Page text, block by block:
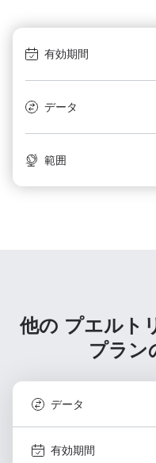
有効期間
データ
範囲
他の プエルト
プラン
データ
有効期間